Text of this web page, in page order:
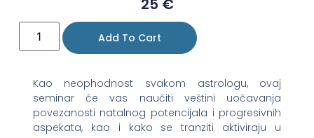
25 €
Add To Cart
Kao neophodnost svakom astrologu, ovaj
seminar će vas naučiti veštini uočavanja
povezanosti natalnog potencijala i progresivnih
aspekata, kao i kako se tranziti aktiviraju u